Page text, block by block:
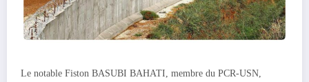
Le notable Fiston BASUBI BAHATI, membre du PCR-USN,